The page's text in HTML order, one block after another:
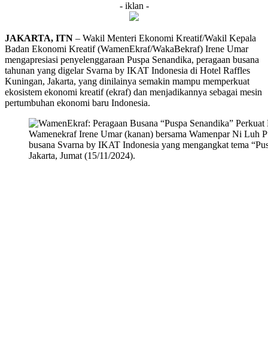
- iklan -
JAKARTA, ITN – Wakil Menteri Ekonomi Kreatif/Wakil Kepala
Badan Ekonomi Kreatif (WamenEkraf/WakaBekraf) Irene Umar
mengapresiasi penyelenggaraan Puspa Senandika, peragaan busana
tahunan yang digelar Svarna by IKAT Indonesia di Hotel Raffles
Kuningan, Jakarta, yang dinilainya semakin mampu memperkuat
ekosistem ekonomi kreatif (ekraf) dan menjadikannya sebagai mesin
pertumbuhan ekonomi baru Indonesia.
Wamenekraf Irene Umar (kanan) bersama Wamenpar Ni Luh
busana Svarna by IKAT Indonesia yang mengangkat tema
Jakarta, Jumat (15/11/2024).